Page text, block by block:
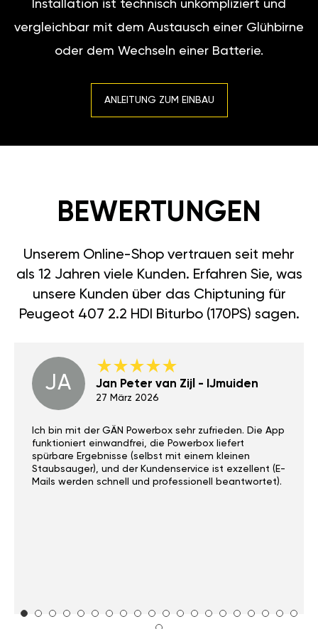
Installation ist technisch unkompliziert und
vergleichbar mit dem Austausch einer Glühbirne
oder dem Wechseln einer Batterie.
ANLEITUNG ZUM EINBAU
BEWERTUNGEN
Unserem Online-Shop vertrauen seit mehr
als 12 Jahren viele Kunden. Erfahren Sie, was
unsere Kunden über das Chiptuning für
Peugeot 407 2.2 HDI Biturbo (170PS) sagen.
JA Jan Peter van Zijl - IJmuiden
27 März 2026
Ich bin mit der GÄN Powerbox sehr zufrieden. Die App
funktioniert einwandfrei, die Powerbox liefert
spürbare Ergebnisse (selbst mit einem kleinen
Staubsauger), und der Kundenservice ist exzellent (E-
Mails werden schnell und professionell beantwortet).